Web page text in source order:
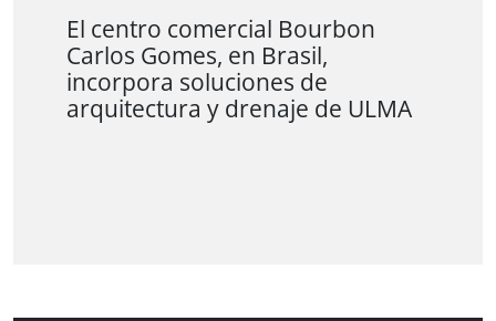
El centro comercial Bourbon
Carlos Gomes, en Brasil,
incorpora soluciones de
arquitectura y drenaje de ULMA